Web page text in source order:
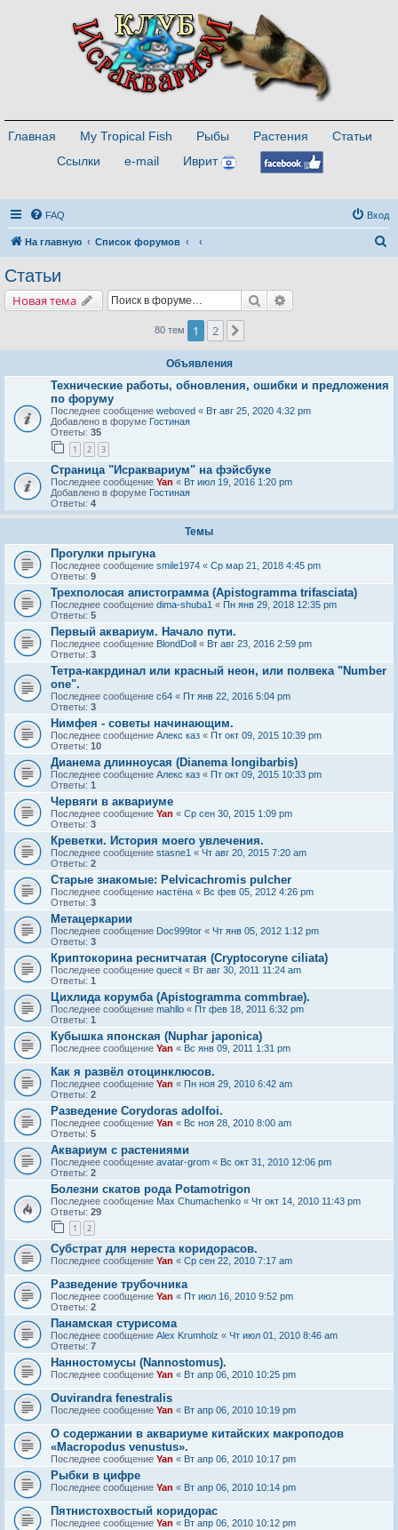
Главная My Tropical Fish Рыбы Растения
Статьи
Ссылки
e-mail Иврит
FAQ Вход
На главную Список форумов
Статьи
Новая тема Поиск
80 тем 1 2
Объявления
Технические работы, обновления, ошибки и предложения
по форуму
Последнее сообщение weboved « Вт авг 25, 2020 4:32 pm
Добавлено в форуме Гостиная
Ответы: 35
1 2 3
Страница "Исраквариум" на фэйсбуке
Последнее сообщение Yan « Вт июл 19, 2016 1:20 pm
Добавлено в форуме Гостиная
Ответы: 4
Темы
Прогулки прыгуна
Последнее сообщение smile1974 « Ср мар 21, 2018 4:45 pm
Ответы: 9
Трехполосая апистограмма (Apistogramma trifasciata)
Последнее сообщение dima-shuba1 « Пн янв 29, 2018 12:35 pm
Ответы: 5
Первый аквариум. Начало пути.
Последнее сообщение BlondDoll « Вт авг 23, 2016 2:59 pm
Ответы: 3
Тетра-какрдинал или красный неон, или полвека "Number
one".
Последнее сообщение c64 « Пт янв 22, 2016 5:04 pm
Ответы: 3
Нимфея - советы начинающим.
Последнее сообщение Алекс каз « Пт окт 09, 2015 10:39 pm
Ответы: 10
Дианема длинноусая (Dianema longibarbis)
Последнее сообщение Алекс каз « Пт окт 09, 2015 10:33 pm
Ответы: 1
Червяги в аквариуме
Последнее сообщение Yan « Ср сен 30, 2015 1:09 pm
Ответы: 3
Креветки. История моего увлечения.
Последнее сообщение stasne1 « Чт авг 20, 2015 7:20 am
Ответы: 2
Старые знакомые: Pelvicachromis pulcher
Последнее сообщение настёна « Вс фев 05, 2012 4:26 pm
Ответы: 3
Метацеркарии
Последнее сообщение Doc999tor « Чт янв 05, 2012 1:12 pm
Ответы: 3
Криптокорина реснитчатая (Cryptocoryne ciliata)
Последнее сообщение quecit « Вт авг 30, 2011 11:24 am
Ответы: 1
Цихлида корумба (Apistogramma commbrae).
Последнее сообщение mahllo « Пт фев 18, 2011 6:32 pm
Ответы: 1
Кубышка японская (Nuphar japonica)
Последнее сообщение Yan « Вс янв 09, 2011 1:31 pm
Как я развёл отоцинклюсов.
Последнее сообщение Yan « Пн ноя 29, 2010 6:42 am
Ответы: 2
Разведение Corydoras adolfoi.
Последнее сообщение Yan « Вс ноя 28, 2010 8:00 am
Ответы: 5
Аквариум с растениями
Последнее сообщение avatar-grom « Вс окт 31, 2010 12:06 pm
Ответы: 2
Болезни скатов рода Potamotrigon
Последнее сообщение Max Chumachenko « Чт окт 14, 2010 11:43 pm
Ответы: 29
1 2
Субстрат для нереста коридорасов.
Последнее сообщение Yan « Ср сен 22, 2010 7:17 am
Разведение трубочника
Последнее сообщение Yan « Пт июл 16, 2010 9:52 pm
Ответы: 2
Панамская стурисома
Последнее сообщение Alex Krumholz « Чт июл 01, 2010 8:46 am
Ответы: 7
Нанностомусы (Nannostomus).
Последнее сообщение Yan « Вт апр 06, 2010 10:25 pm
Ouvirandra fenestralis
Последнее сообщение Yan « Вт апр 06, 2010 10:19 pm
О содержании в аквариуме китайских макроподов
«Macropodus venustus».
Последнее сообщение Yan « Вт апр 06, 2010 10:17 pm
Рыбки в цифре
Последнее сообщение Yan « Вт апр 06, 2010 10:14 pm
Пятнистохвостый коридорас
Последнее сообщение Yan « Вт апр 06, 2010 10:12 pm